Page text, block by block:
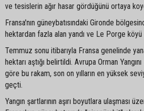
ve tesislerin ağır hasar gördüğünü ortaya
Fransa'nın güneybatısındaki Gironde
hektardan fazla alan yandı ve Le Porge
Temmuz sonu itibarıyla Fransa genelinde
hektarı aştığı belirtildi. Avrupa Orman
göre bu rakam, son on yılların en yüksek
geçti.
Yangın şartlarının aşırı boyutlara ulaşması